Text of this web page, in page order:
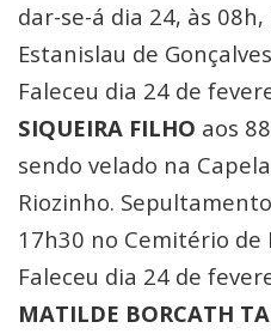
dar-se-á dia 24, às
Estanislau de
Faleceu dia 24 de
SIQUEIRA FILHO aos
sendo velado na
Riozinho.
17h30 no Cemitério de
Faleceu dia 24 de
MATILDE BORCATH